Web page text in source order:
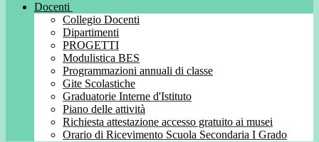
Docenti
Collegio Docenti
Dipartimenti
PROGETTI
Modulistica BES
Programmazioni annuali di classe
Gite Scolastiche
Graduatorie Interne d'Istituto
Piano delle attività
Richiesta attestazione accesso gratuito ai musei
Orario di Ricevimento Scuola Secondaria I Grado